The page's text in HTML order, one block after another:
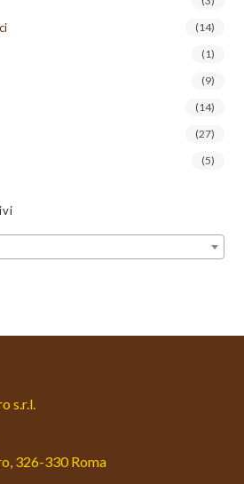
(14)
(1)
(9)
(14)
(27)
(5)
s.r.l.
326-330 Roma